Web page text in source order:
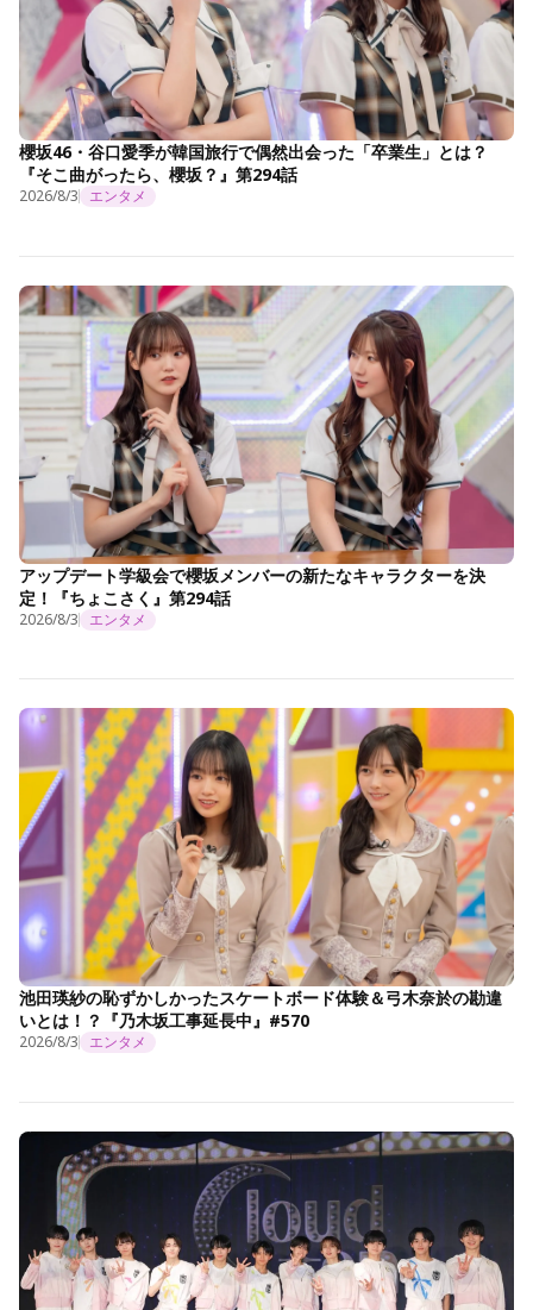
櫻坂46・谷口愛季が韓国旅行で偶然出会った「卒業生」とは？
『そこ曲がったら、櫻坂？』第294話
2026/8/3 エンタメ
アップデート学級会で櫻坂メンバーの新たなキャラクターを決
定！『ちょこさく』第294話
2026/8/3 エンタメ
池田瑛紗の恥ずかしかったスケートボード体験＆弓木奈於の勘違
いとは！？『乃木坂工事延長中』#570
2026/8/3 エンタメ